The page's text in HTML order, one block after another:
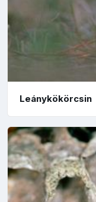
Leánykökörcsin